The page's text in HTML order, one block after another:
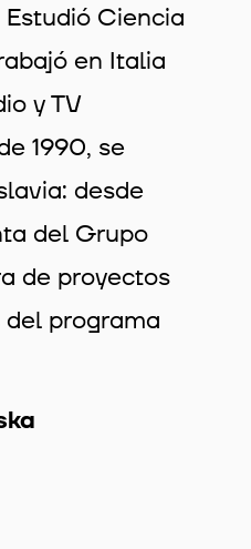
Ciencia
en Italia
y TV
1990, se
desde
del Grupo
de proyectos
programa